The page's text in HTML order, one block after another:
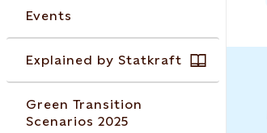
Events
Explained by Statkraft
Green Transition
Scenarios 2025